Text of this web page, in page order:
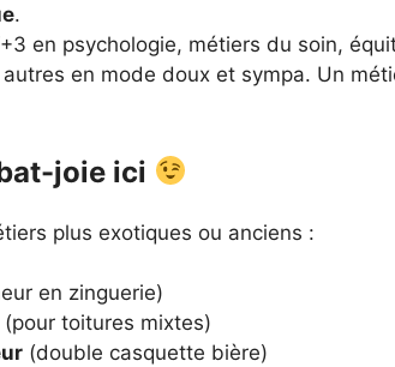
.
en psychologie, métiers du soin,
autres en mode doux et sympa. Un
joie ici
plus exotiques ou anciens :
en zinguerie)
(pour toitures mixtes)
(double casquette bière)